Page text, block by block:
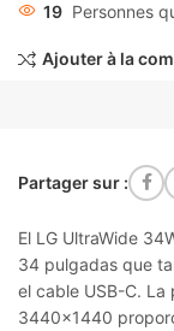
19 Personnes
Ajouter à la
Partager sur :
El LG UltraWide
34 pulgadas que
el cable USB-C.
3440×1440